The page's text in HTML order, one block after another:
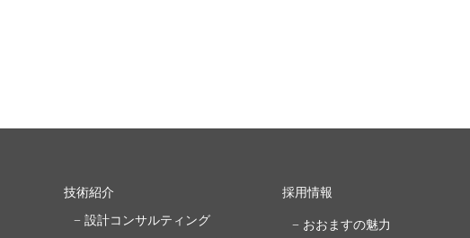
技術紹介
− 設計コンサルティング
採用情報
− おおますの魅力